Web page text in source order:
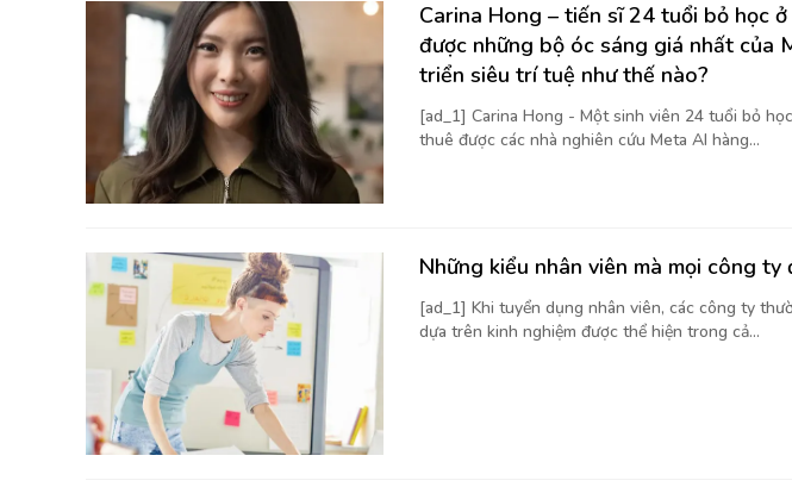
Carina Hong – tiến sĩ 24 tuổi bỏ học
được những bộ óc sáng giá nhất của
triển siêu trí tuệ như thế nào?
[ad_1] Carina Hong - Một sinh viên 24 tuổi bỏ
thuê được các nhà nghiên cứu Meta AI hàng...
Những kiểu nhân viên mà mọi công ty
[ad_1] Khi tuyển dụng nhân viên, các công ty
dựa trên kinh nghiệm được thể hiện trong cả...